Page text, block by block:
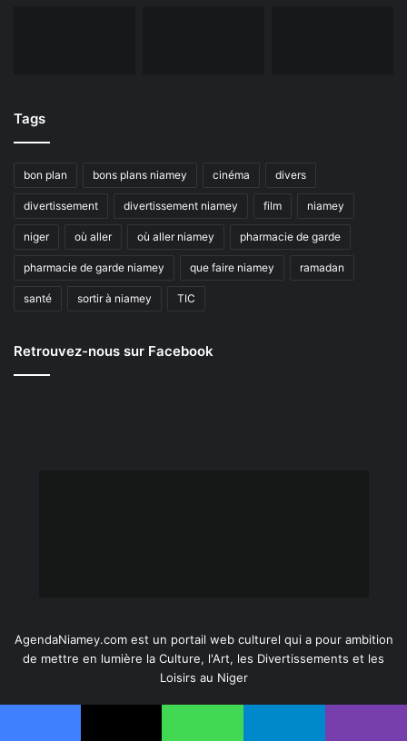
Tags
bon plan bons plans niamey cinéma divers
divertissement divertissement niamey film niamey
niger où aller où aller niamey pharmacie de garde
pharmacie de garde niamey que faire niamey ramadan
santé sortir à niamey TIC
Retrouvez-nous sur Facebook
AgendaNiamey.com est un portail web culturel qui a pour ambition
de mettre en lumière la Culture, l'Art, les Divertissements et les
Loisirs au Niger